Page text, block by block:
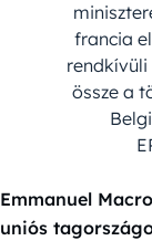
francia
össze a
Emmanuel
uniós